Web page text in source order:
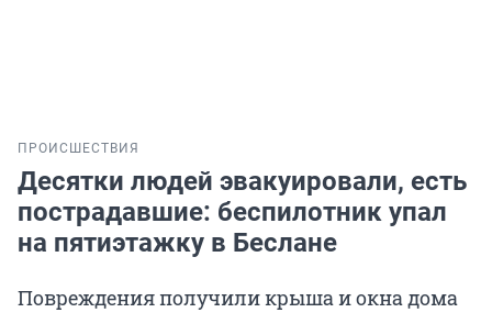
ПРОИСШЕСТВИЯ
Десятки людей эвакуировали, есть
пострадавшие: беспилотник упал
на пятиэтажку в Беслане
Повреждения получили крыша и окна дома